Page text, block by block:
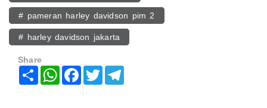
# pameran harley davidson pim 2
# harley davidson jakarta
Share
Share WhatsAppFacebook
Twitter